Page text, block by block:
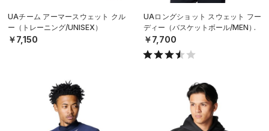
UAチーム アーマースウェット クル
ー（トレーニング/UNISEX）
￥7,150
UAロングショット スウェット フー
ディー（バスケットボール/MEN）
￥7,700